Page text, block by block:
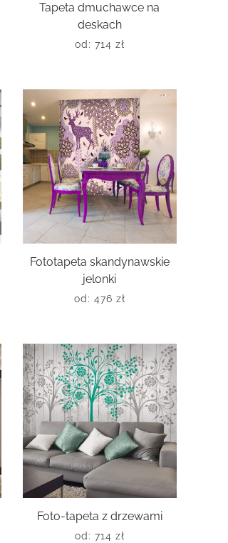
Tapeta dmuchawce na
deskach
od: 714 zł
Fototapeta skandynawskie
jelonki
od: 476 zł
Foto-tapeta z drzewami
od: 714 zł